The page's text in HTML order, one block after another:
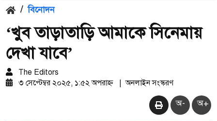
/ বিনোদন
‘খুব তাড়াতাড়ি আমাকে সিনেমায়
দেখা যাবে’
The Editors
৩ সেপ্টেম্বর ২০২৫, ১:৫২ অপরাহ্ণ
অনলাইন সংস্করণ
অ- অ+